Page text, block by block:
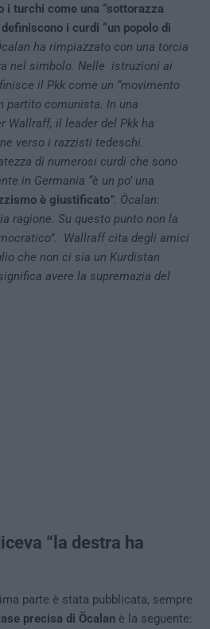
i turchi come una “sottorazza
i curdi “un popolo di
ha rimpiazzato con una torcia
nel simbolo. Nelle istruzioni ai
il Pkk come un “movimento
partito comunista. In una
Wallraff, il leader del Pkk ha
verso i razzisti tedeschi.
di numerosi curdi che sono
in Germania “è un po’ una
è giustificato”. Öcalan:
ragione. Su questo punto non la
Wallraff cita degli amici
che non ci sia un Kurdistan
avere la supremazia del
“la destra ha
parte è stata pubblicata, sempre
precisa di Öcalan è la seguente: